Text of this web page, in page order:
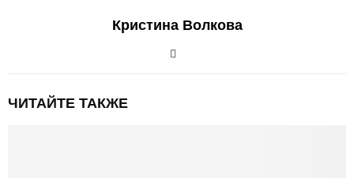
Кристина Волкова
ЧИТАЙТЕ ТАКЖЕ